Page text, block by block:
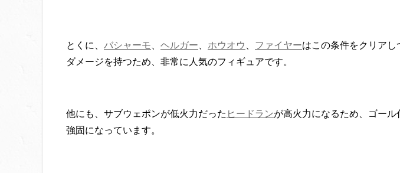
とくに、 バシャーモ ヘルガー ホウオウ ファイヤーはこの条件をクリア
ダメージを持つため、非常に人気のフィギュアです。
他にも、サブウェポンが低火力だった ヒードランが高火力になるため、ゴール
強固になっています。